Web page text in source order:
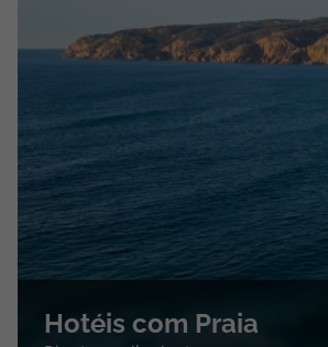
Hotéis com Praia